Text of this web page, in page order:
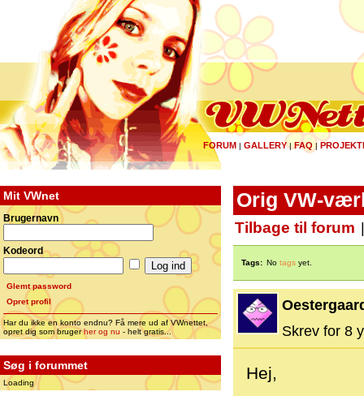
FORUM | GALLERY|FAQ |
Mit VWnet
Brugernavn
Kodeord
Glemt password
Opret profil
Har du ikke en konto endnu? Få mere ud af VWnettet,
opret dig som brugerher og nu - helt gratis...
Søg i forummet
Loading
Orig VW-
Tilbage til forum
Tags: No tags yet.
Skrev for 8
Hej,